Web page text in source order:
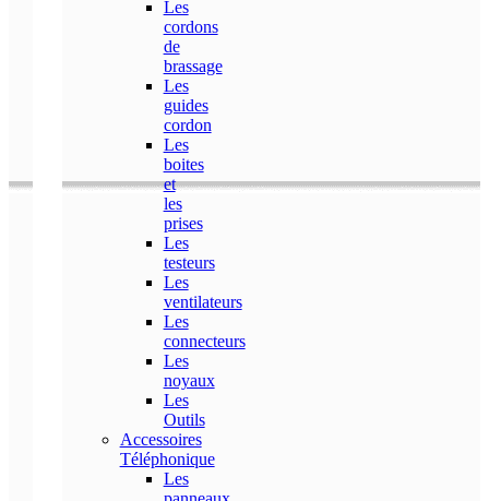
Les
cordons
de
brassage
Les
guides
cordon
Les
boites
et
les
prises
Les
testeurs
Les
ventilateurs
Les
connecteurs
Les
noyaux
Les
Outils
Accessoires
Téléphonique
Les